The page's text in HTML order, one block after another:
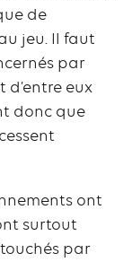
de
jeu. Il faut
par
d’entre eux
donc que
ont
surtout
par